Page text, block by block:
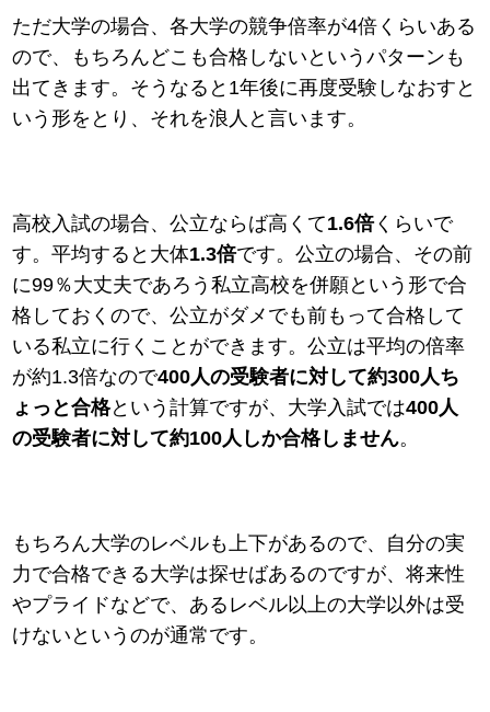
ただ大学の場合、各大学の競争倍率が4倍くらいある
ので、もちろんどこも合格しないというパターンも
出てきます。そうなると1年後に再度受験しなおすと
いう形をとり、それを浪人と言います。
高校入試の場合、公立ならば高くて1.6倍くらいで
す。平均すると大体1.3倍です。公立の場合、その前
に99％大丈夫であろう私立高校を併願という形で合
格しておくので、公立がダメでも前もって合格して
いる私立に行くことができます。公立は平均の倍率
が約1.3倍なので400人の受験者に対して約300人ち
ょっと合格という計算ですが、大学入試では400人
の受験者に対して約100人しか合格しません。
もちろん大学のレベルも上下があるので、自分の実
力で合格できる大学は探せばあるのですが、将来性
やプライドなどで、あるレベル以上の大学以外は受
けないというのが通常です。